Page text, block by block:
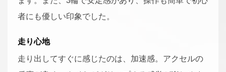
者にも優しい印象でした。
走り心地
走り出してすぐに感じたのは、加速感。アクセルの